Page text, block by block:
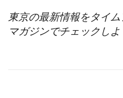
東京の最新情報をタイ
マガジンでチェックしよ